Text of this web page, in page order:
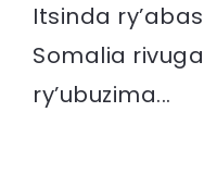
Itsinda
Somalia
ry’ubuzima...